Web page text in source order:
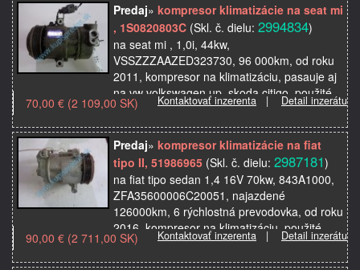
Predaj» kompresor klimatizácie na seat mi
, 1S0820803C (Skl. č. dielu: 2994834)
na seat mi , 1,0i, 44kw,
VSSZZZAAZED323730, 96 000km, od roku
2011, kompresor na klimatizáciu, pasauje aj
na vw volkswagen up, skoda citigo, použité
originálne autosúčiastky z …
Kontaktovať inzerenta | Detail inzerátu
70,00 € (2 109,00 SK)
Predaj» kompresor klimatizácie na fiat
tipo II, 51986965 (Skl. č. dielu: 2987181)
na fiat tipo sedan 1,4 16V 70kw, 843A1000,
ZFA35600006C20051, najazdené
126000km, 6 rýchlostná prevodovka, od roku
2016, kompresor na klimatizáciu, použité
originálne autosúčias…
Kontaktovať inzerenta | Detail inzerátu
90,00 € (2 711,00 SK)